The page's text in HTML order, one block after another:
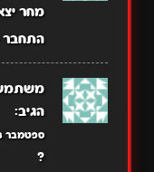
מחר
התחבר
משתמש
הגיב:
ספטמבר 8, 2021 בשעה 10:22 pm
?